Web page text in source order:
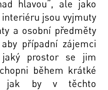
hlavou”, ale jako
interiéru jsou vyjmuty
a osobní předměty
případní zájemci
prostor se jim
během krátké
jak by v těchto